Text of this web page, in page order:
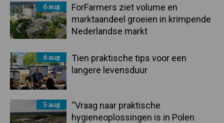
6 aug
ForFarmers ziet volume en
marktaandeel groeien in krimpende
Nederlandse markt
6 aug
Tien praktische tips voor een
langere levensduur
5 aug
“Vraag naar praktische
hygieneoplossingen is in Polen